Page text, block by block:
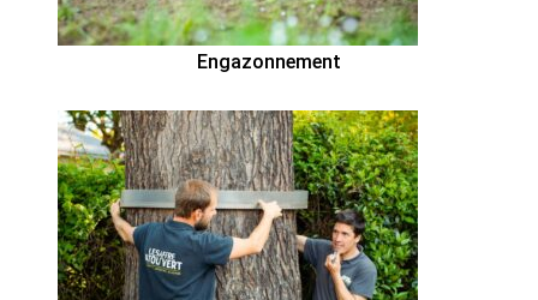
Engazonnement